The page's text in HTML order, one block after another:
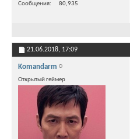
Сообщения
80,935
21.06.2018, 17:09
Komandarm
Открытый геймер